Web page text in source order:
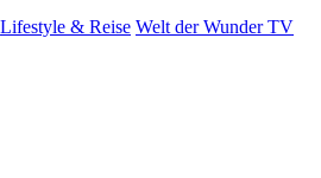
Lifestyle & Reise Welt der Wunder TV